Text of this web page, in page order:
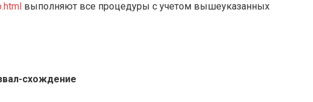
выполняют все процедуры с учетом вышеуказанных
схождение